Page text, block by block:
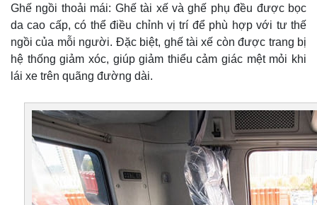
Ghế ngồi thoải mái: Ghế tài xế và ghế phụ đều được bọc
da cao cấp, có thể điều chỉnh vị trí để phù hợp với tư thế
ngồi của mỗi người. Đặc biệt, ghế tài xế còn được trang bị
hệ thống giảm xóc, giúp giảm thiểu cảm giác mệt mỏi khi
lái xe trên quãng đường dài.